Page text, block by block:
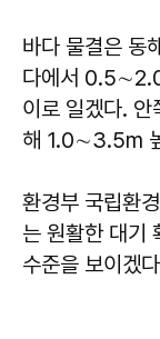
바다 물결은 동
다에서
이로 일겠다.
해 1.0∼3.5m
환경부 국립환
는 원활한 대기
수준을 보이겠